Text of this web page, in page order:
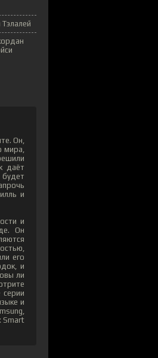
Он,
мира,
даёт
и
и
Он
его
и
ли
и
Smart